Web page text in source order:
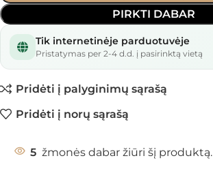
PIRKTI DABAR
Tik internetinėje parduotuvėje
Pristatymas per 2-4 d.d. į pasirinktą vietą
Pridėti į palyginimų sąrašą
Pridėti į norų sąrašą
5 žmonės dabar žiūri šį produktą.